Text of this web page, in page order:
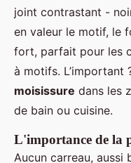
joint contrastant -
en valeur le motif, le
fort, parfait pour les
à motifs. L’important
moisissure dans les
de bain ou cuisine.
L'importance de la
Aucun carreau, aussi